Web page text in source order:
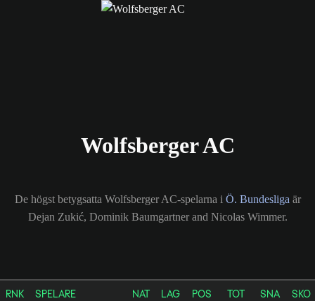
Wolfsberger AC
De högst betygsatta Wolfsberger AC-spelarna i Ö. Bundesliga är
Dejan Zukić, Dominik Baumgartner and Nicolas Wimmer.
RNK SPELARE NAT LAG POS TOT SNA SKO